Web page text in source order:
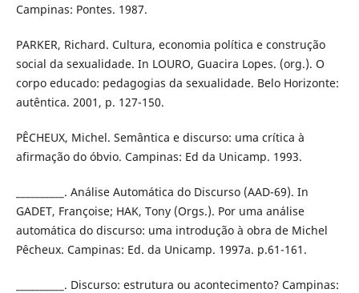
Campinas: Pontes. 1987.
PARKER, Richard. Cultura, economia política e construção
social da sexualidade. In LOURO, Guacira Lopes. (org.). O
corpo educado: pedagogias da sexualidade. Belo Horizonte:
autêntica. 2001, p. 127-150.
PÊCHEUX, Michel. Semântica e discurso: uma crítica à
afirmação do óbvio. Campinas: Ed da Unicamp. 1993.
__________. Análise Automática do Discurso (AAD-69). In
GADET, Françoise; HAK, Tony (Orgs.). Por uma análise
automática do discurso: uma introdução à obra de Michel
Pêcheux. Campinas: Ed. da Unicamp. 1997a. p.61-161.
__________. Discurso: estrutura ou acontecimento? Campinas: